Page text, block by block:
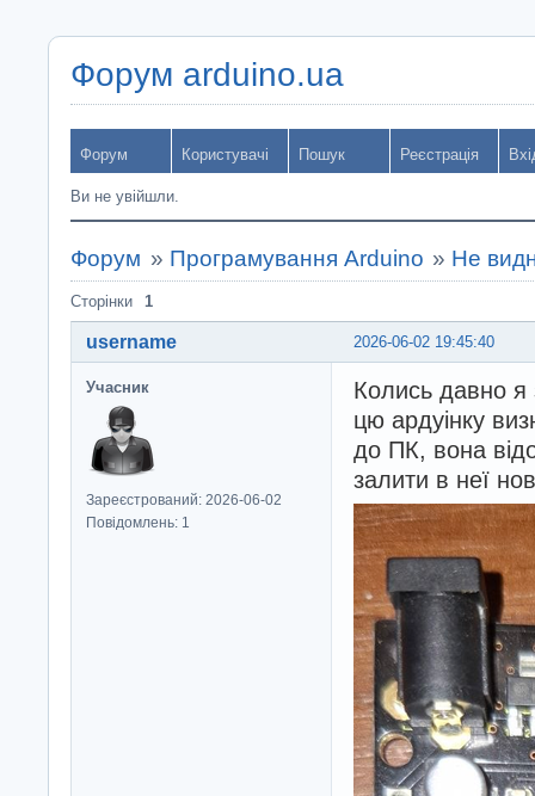
Форум arduino.ua
Форум Користувачі Пошук Реєстрація
Ви не увійшли.
Форум » Програмування Arduino » Не
Сторінки 1
2026-06-02 19:45:40
username
Учасник
Зареєстрований: 2026-06-02
Повідомлень: 1
Колись давно
цю ардуінку
до ПК, вона
залити в неї